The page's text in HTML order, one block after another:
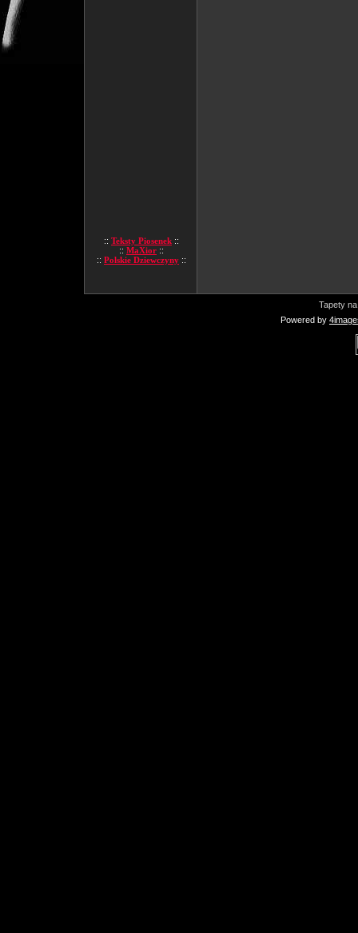
:: Teksty Piosenek ::
:: MaXior ::
:: Polskie Dziewczyny ::
Tapety
Powered by